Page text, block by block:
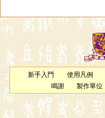
新手入門 使用凡例
鳴謝
製作單位